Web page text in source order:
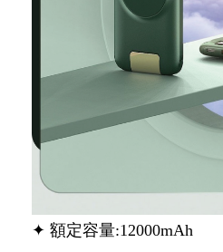
✦ 額定容量:12000mAh